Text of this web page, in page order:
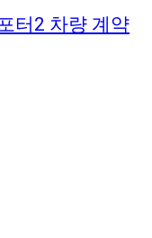
터2 차량 계약